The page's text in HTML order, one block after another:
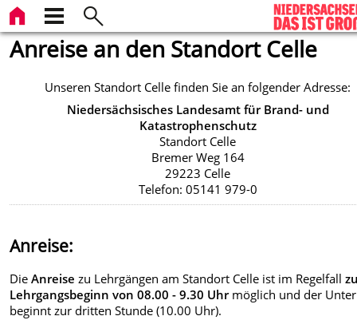
Anreise an den Standort Celle
Unseren Standort Celle finden Sie an folgender Adresse:
Niedersächsisches Landesamt für Brand- und
Katastrophenschutz
Standort Celle
Bremer Weg 164
29223 Celle
Telefon: 05141 979-0
Anreise:
DieAnreise zu Lehrgängen am Standort Celle ist im Regelfall
Lehrgangsbeginn von 08.00 - 9.30 Uhrmöglich und der
beginnt zur dritten Stunde (10.00 Uhr).